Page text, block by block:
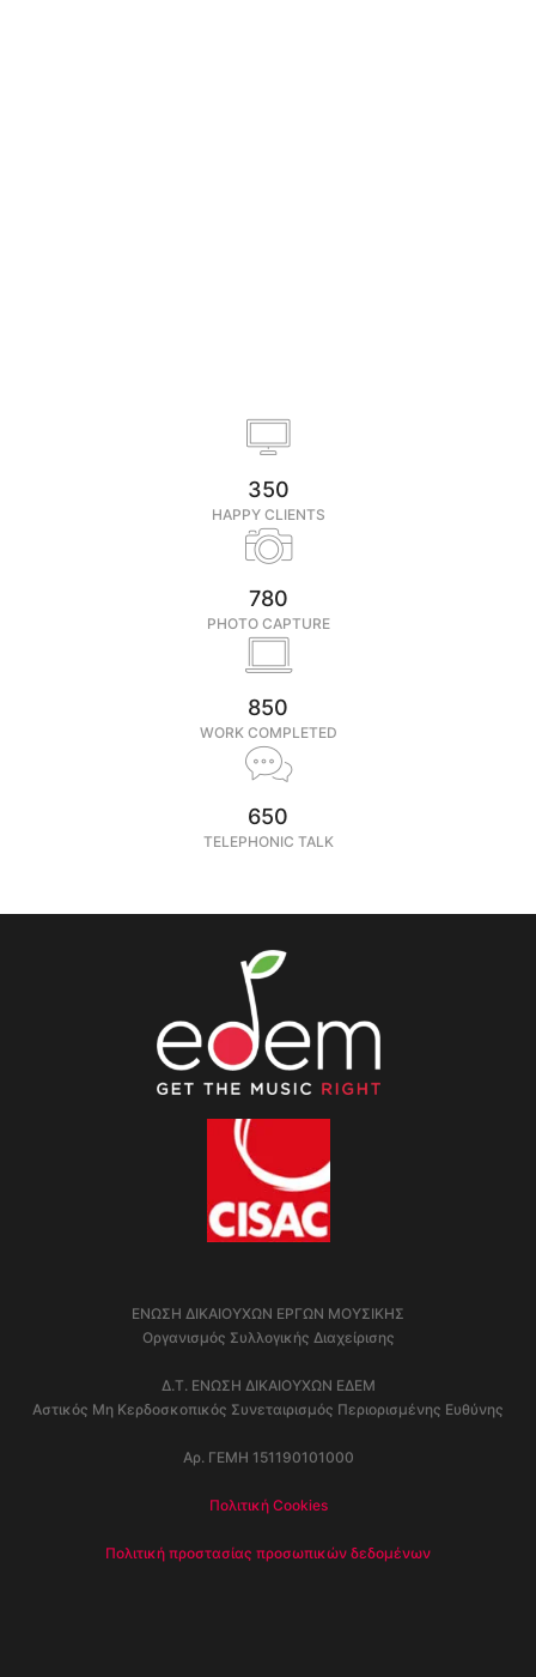
350
HAPPY CLIENTS
780
PHOTO CAPTURE
850
WORK COMPLETED
650
TELEPHONIC TALK
ΕΝΩΣΗ ΔΙΚΑΙΟΥΧΩΝ ΕΡΓΩΝ ΜΟΥΣΙΚΗΣ
Οργανισμός Συλλογικής Διαχείρισης
Δ.Τ. ΕΝΩΣΗ ΔΙΚΑΙΟΥΧΩΝ ΕΔΕΜ
Αστικός Μη Κερδοσκοπικός Συνεταιρισμός Περιορισμένης Ευθύνης
Αρ. ΓΕΜΗ 151190101000
Πολιτική Cookies
Πολιτική προστασίας προσωπικών δεδομένων